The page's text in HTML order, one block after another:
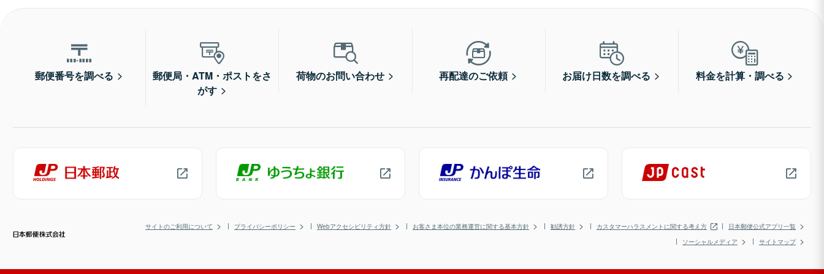
郵便番号を調べる
郵便局・ATM・ポストをさ
がす
荷物のお問い合わせ 再配達のご依頼 お届け日数を調べる 料金を計算・調べる
サイトのご利用について プライバシーポリシー Webアクセシビリティ方針 お客さま本位の業務運営に関する基本方針 勧誘方針 カスタマーハラスメントに関する考え方
日本郵便公式アプリ一覧
ソーシャルメディア
サイトマップ